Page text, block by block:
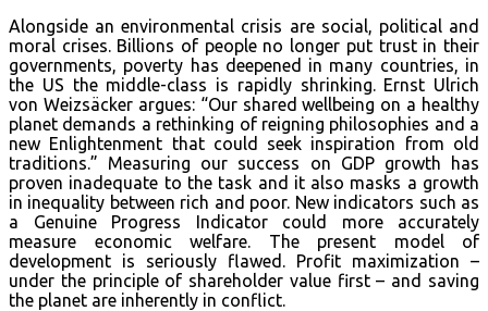
Alongside an environmental crisis are social, political and
moral crises. Billions of people no longer put trust in their
governments, poverty has deepened in many countries, in
the US the middle-class is rapidly shrinking. Ernst Ulrich
von Weizsäcker argues: “Our shared wellbeing on a healthy
planet demands a rethinking of reigning philosophies and a
new Enlightenment that could seek inspiration from old
traditions.” Measuring our success on GDP growth has
proven inadequate to the task and it also masks a growth
in inequality between rich and poor. New indicators such as
a Genuine Progress Indicator could more accurately
measure economic welfare. The present model of
development is seriously flawed. Profit maximization –
under the principle of shareholder value first – and saving
the planet are inherently in conflict.